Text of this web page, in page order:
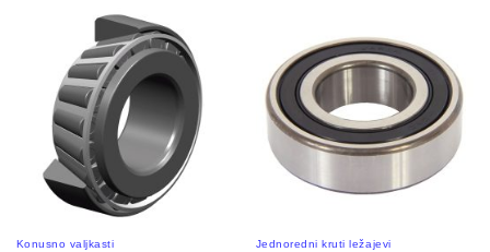
Konusno valjkasti Jednoredni kruti ležajevi